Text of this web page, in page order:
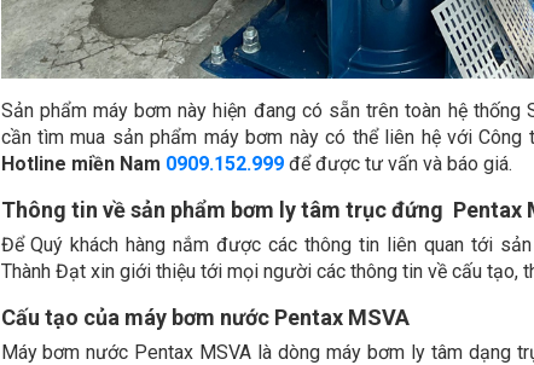
Sản phẩm máy bơm này hiện đang có sẵn trên toàn hệ thống
cần tìm mua sản phẩm máy bơm này có thể liên hệ với Công
Hotline miền Nam 0909.152.999để được tư vấn và báo giá.
Thông tin về sản phẩm bơm ly tâm trục đứng Pentax
Để Quý khách hàng nắm được các thông tin liên quan tới
Thành Đạt xin giới thiệu tới mọi người các thông tin về cấu tạo,
Cấu tạo của máy bơm nước Pentax MSVA
Máy bơm nước Pentax MSVA là dòng máy bơm ly tâm dạng